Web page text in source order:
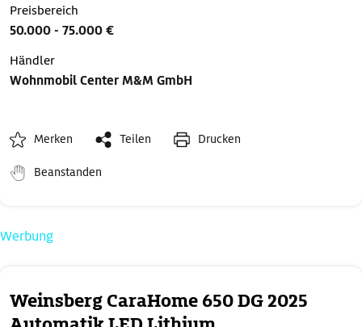
Weinsberg CaraHome 650 DG 2025
Preisbereich
50.000 - 75.000 €
Händler
Wohnmobil Center M&M GmbH
Merken Teilen Drucken
Beanstanden
Werbung